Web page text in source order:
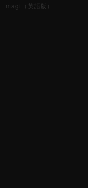
magi（英語版）